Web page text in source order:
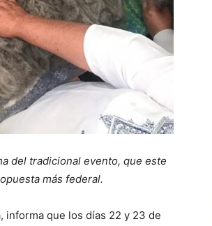
del tradicional evento, que este
más federal.
informa que los días 22 y 23 de